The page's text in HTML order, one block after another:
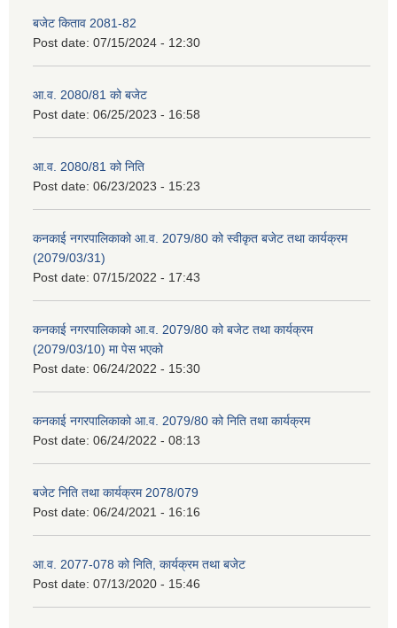
बजेट किताव 2081-82
Post date: 07/15/2024 - 12:30
आ.व. 2080/81 को बजेट
Post date: 06/25/2023 - 16:58
आ.व. 2080/81 को निति
Post date: 06/23/2023 - 15:23
कनकाई नगरपालिकाको आ.व. 2079/80 को स्वीकृत बजेट तथा कार्यक्रम
(2079/03/31)
Post date: 07/15/2022 - 17:43
कनकाई नगरपालिकाको आ.व. 2079/80 को बजेट तथा कार्यक्रम
(2079/03/10) मा पेस भएको
Post date: 06/24/2022 - 15:30
कनकाई नगरपालिकाको आ.व. 2079/80 को निति तथा कार्यक्रम
Post date: 06/24/2022 - 08:13
बजेट निति तथा कार्यक्रम 2078/079
Post date: 06/24/2021 - 16:16
आ.व. 2077-078 को निति, कार्यक्रम तथा बजेट
Post date: 07/13/2020 - 15:46